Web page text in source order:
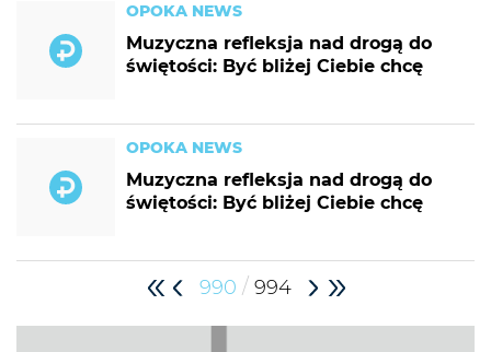
OPOKA NEWS
Muzyczna refleksja nad drogą do
świętości: Być bliżej Ciebie chcę
OPOKA NEWS
Muzyczna refleksja nad drogą do
świętości: Być bliżej Ciebie chcę
990 / 994